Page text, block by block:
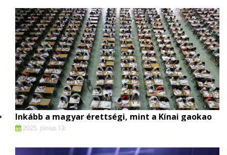
Inkább a magyar érettségi, mint a Kínai gaokao
2025. június 13.